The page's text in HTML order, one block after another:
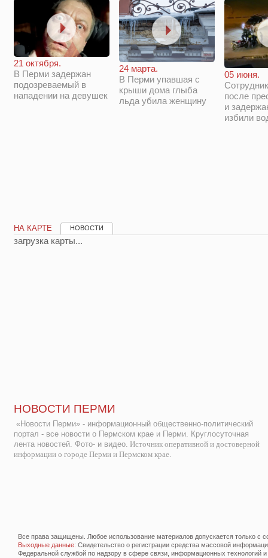
21 октября.
В Перми задержан
подозреваемый в
нападении на девушек
24 марта.
В Перми упавшая с
крыши дома глыба
льда убила женщину
05 июня.
после
и
избили
НА КАРТЕ НОВОСТИ
загрузка карты...
НОВОСТИ ПЕРМИ
«Новости Перми» - информационный общественно-политический
портал - все новости о Пермском крае и Перми. Круглосуточная
лента новостей. Фото- и видео. Источник оперативной и достоверной
информации о городе Перми и Пермском крае.
Все права защищены. Любое использование материалов допускается только с
Выходные данные: Свидетельство о регистрации средства массовой
Федеральной службой по надзору в сфере связи, информационных технологий